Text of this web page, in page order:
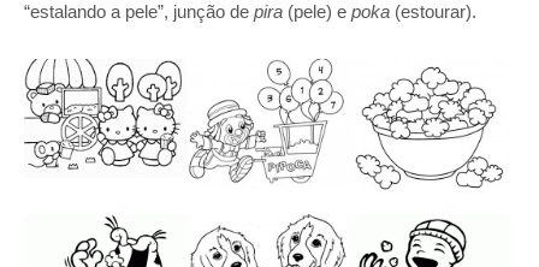
“estalando a pele”, junção de pira (pele) e poka (estourar).